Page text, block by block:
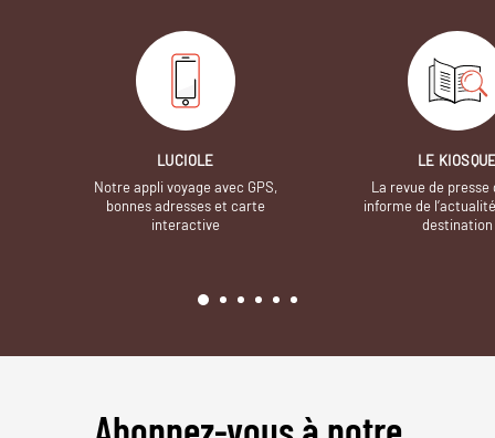
LUCIOLE
Notre appli voyage avec GPS,
bonnes adresses et carte
interactive
LE
La revue de presse
informe de
destination